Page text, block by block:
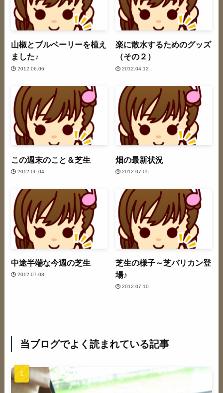
山椒とブルベーリーを植え
ました♪
2012.06.06
楽に散水するためのグッズ
（その２）
2012.04.12
この週末のこと＆芝生
2012.06.04
畑の最新状況
2012.07.05
中途半端な今週の芝生
2012.07.03
芝生の様子～芝バリカン登
場♪
2012.07.10
当ブログでよく読まれている記事